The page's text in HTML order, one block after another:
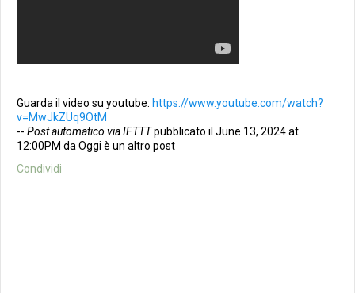
Guarda il video su youtube: https://www.youtube.com/watch?
v=MwJkZUq9OtM
-- Post automatico via IFTTTpubblicato il June 13, 2024 at
12:00PM da Oggi è un altro post
Condividi